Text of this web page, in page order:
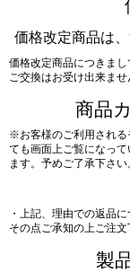
価格改定商品は
価格改定商品につきま
ご交換はお受け出来ま
商品
※お客様のご利用される
ても画面上ご覧になっ
ます。予めご了承下さい
・上記、理由での返品
その点ご承知の上ご注文
製